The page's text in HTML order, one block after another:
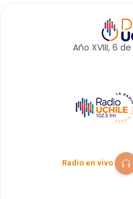
Año XVIII, 6 de
Radio en vivo